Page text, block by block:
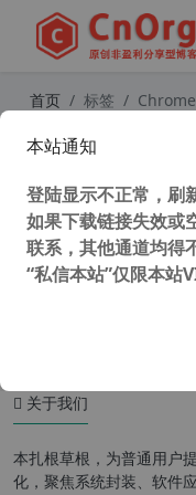
首页 标签
网
夹
关于我们
本扎根草根，为普通用户
化，聚焦系统封装、软件
本站通知
登陆显示不正常，刷
如果下载链接失效或
联系，其他通道均得
“私信本站”仅限本站